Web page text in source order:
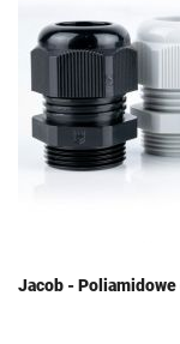
Jacob -